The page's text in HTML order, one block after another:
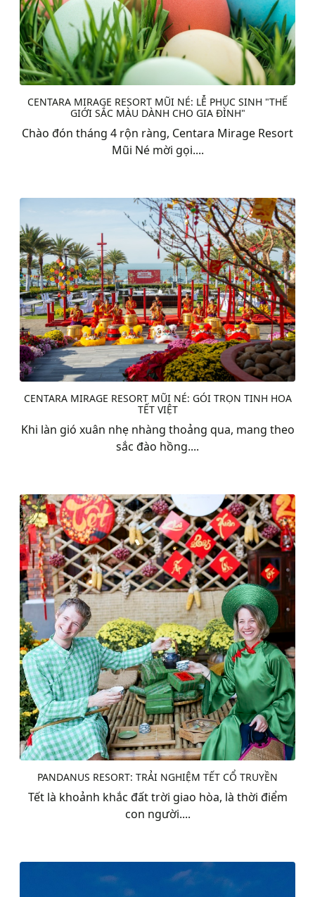
CENTARA MIRAGE RESORT MŨI NÉ: LỄ PHỤC SINH "THẾ
GIỚI SẮC MÀU DÀNH CHO GIA ĐÌNH"
Chào đón tháng 4 rộn ràng, Centara Mirage Resort
Mũi Né mời gọi....
CENTARA MIRAGE RESORT MŨI NÉ: GÓI TRỌN TINH HOA
TẾT VIỆT
Khi làn gió xuân nhẹ nhàng thoảng qua, mang theo
sắc đào hồng....
PANDANUS RESORT: TRẢI NGHIỆM TẾT CỔ TRUYỀN
Tết là khoảnh khắc đất trời giao hòa, là thời điểm
con người....